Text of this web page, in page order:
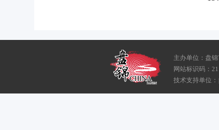
主办单位：盘
网站标识码：
技术支持单位